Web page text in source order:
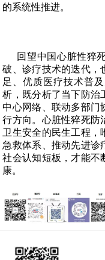
的系统性推进。
回望中国心脏性猝
破、诊疗技术的迭代，
足、优质医疗技术普
析，既分析了当下防治
中心网络、联动多部门
行方向。心脏性猝死防
卫生安全的民生工程，
急救体系、推动先进诊
社会认知短板，才能不
康。